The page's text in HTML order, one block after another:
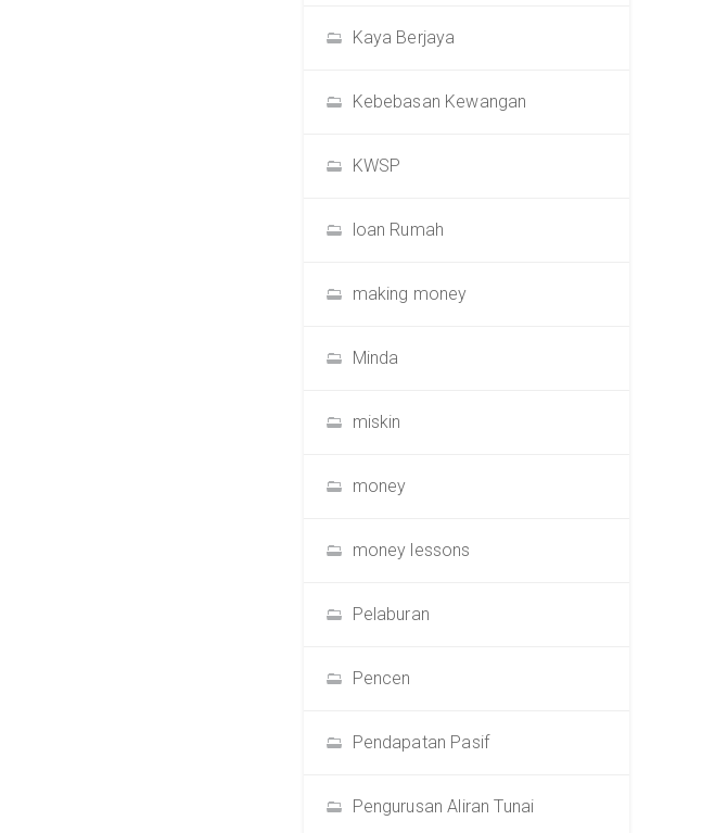
Kaya Berjaya
Kebebasan Kewangan
KWSP
loan Rumah
making money
Minda
miskin
money
money lessons
Pelaburan
Pencen
Pendapatan Pasif
Pengurusan Aliran Tunai